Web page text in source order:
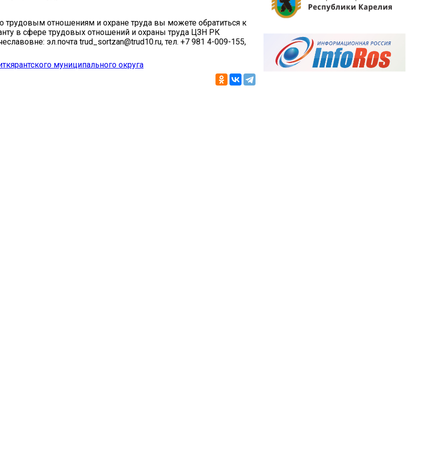
трудовым отношениям и охране труда вы можете обратиться к
в сфере трудовых отношений и охраны труда ЦЗН РК
эл.почта trud_sortzan@trud10.ru, тел. +7 981 4-009-155,
муниципального округа